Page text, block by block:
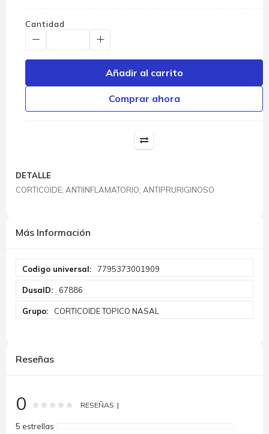
Cantidad
Añadir al carrito
Comprar ahora
DETALLE
CORTICOIDE; ANTIINFLAMATORIO; ANTIPRURIGINOSO
Más Información
Información
7795373001909
67886
CORTICOIDE TOPICO NASAL
Reseñas
0 Rating: % of100
RESEÑAS
5 estrellas